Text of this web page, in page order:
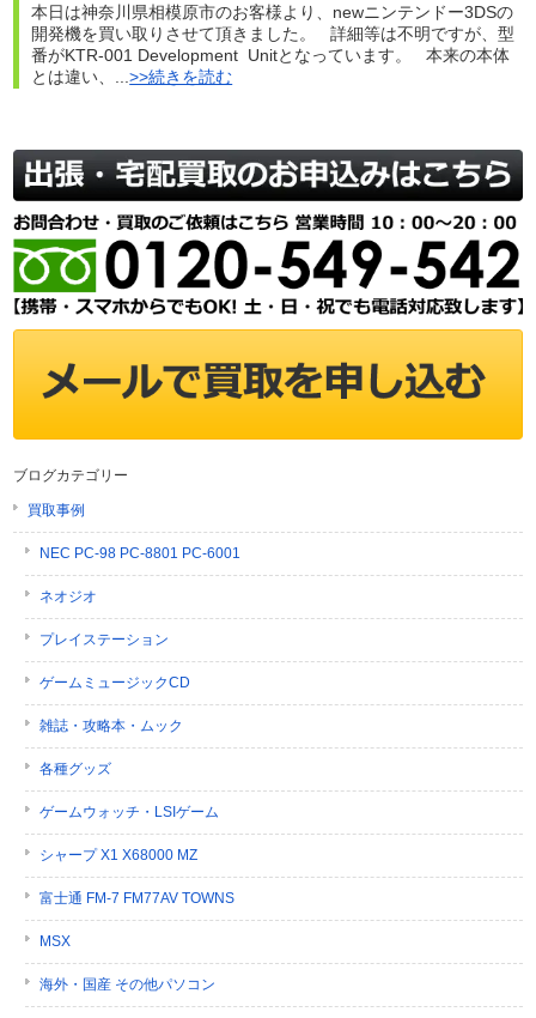
本日は神奈川県相模原市のお客様より、newニンテンドー3DSの
開発機を買い取りさせて頂きました。 詳細等は不明ですが、型
番がKTR-001 Development Unitとなっています。 本来の本体
とは違い、...>>続きを読む
ブログカテゴリー
買取事例
NEC PC-98 PC-8801 PC-6001
ネオジオ
プレイステーション
ゲームミュージックCD
雑誌・攻略本・ムック
各種グッズ
ゲームウォッチ・LSIゲーム
シャープ X1 X68000 MZ
富士通 FM-7 FM77AV TOWNS
MSX
海外・国産 その他パソコン